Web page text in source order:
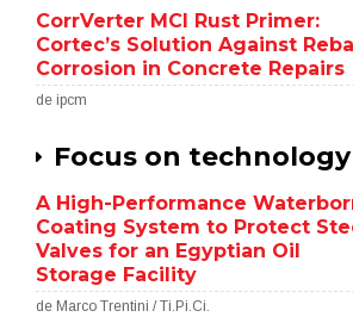
CorrVerter MCI Rust Primer:
Cortec’s Solution Against
Corrosion in Concrete Repairs
de ipcm
Focus on technology
A High-Performance
Coating System to Protect
Valves for an Egyptian Oil
Storage Facility
de Marco Trentini / Ti.Pi.Ci.